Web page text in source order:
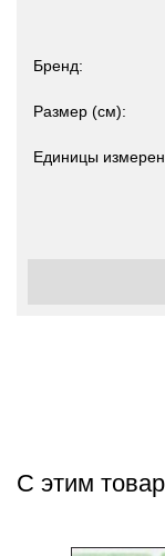
Бренд
Размер (см)
Единицы
С этим